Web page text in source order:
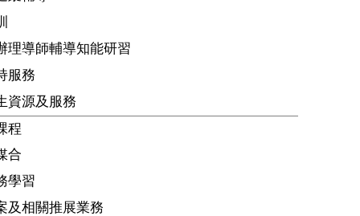
理導師輔導知能研習
服務
資源及服務
程
合
學習
及相關推展業務